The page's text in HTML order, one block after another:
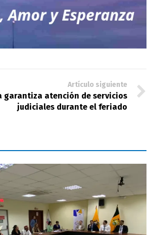
Artículo siguiente
garantiza atención de servicios
judiciales durante el feriado